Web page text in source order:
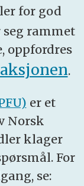
for god
seg rammet
oppfordres
.
er et
Norsk
klager
For
se: